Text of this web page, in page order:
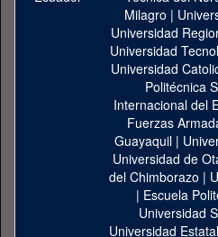
Milagro |
Universidad
Universidad
Universidad
Politécnica
Internacional del
Fuerzas
Guayaquil|
Universidad de
del Chimborazo |
| Escuela
Universidad
Universidad